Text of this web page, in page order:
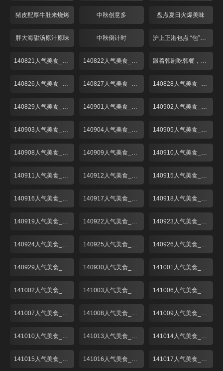
猪皮配厚牛肚来烧烤 中秋创意多 盘点夏日火爆美味
胖大海甜汤原汁原味 中秋倒计时 沪上正港包点 “包”你喜欢
140821人气美食_001 140822人气美食_001 跟着韩剧吃韩餐，解锁时下最in美食“部队锅”
140826人气美食_001 140827人气美食_001 140828人气美食_001
140829人气美食_001 140901人气美食_001 140902人气美食_001
140903人气美食_001 140904人气美食_001 140905人气美食_001
140908人气美食_001 140909人气美食_001 140910人气美食_001
140911人气美食_001 140912人气美食_001 140915人气美食_001
140916人气美食_001 140917人气美食_001 140918人气美食_001
140919人气美食_001 140922人气美食_001 140923人气美食_001
140924人气美食_001 140925人气美食_001 140926人气美食_001
140929人气美食_001 140930人气美食_001 141001人气美食_001
141002人气美食_001 141003人气美食_001 141006人气美食_001
141007人气美食_001 141008人气美食_001 141009人气美食_001
141010人气美食_001 141013人气美食_001 141014人气美食_001
141015人气美食_001 141016人气美食_001 141017人气美食_001